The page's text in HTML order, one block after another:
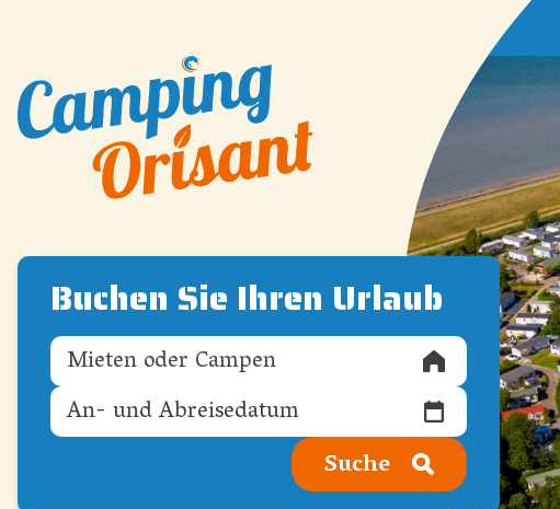
Buchen Sie Ihren Urlaub
Mieten oder Campen
Suche